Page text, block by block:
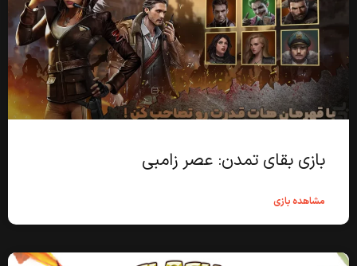
بازی بقای تمدن: عصر زامبی
مشاهده بازی